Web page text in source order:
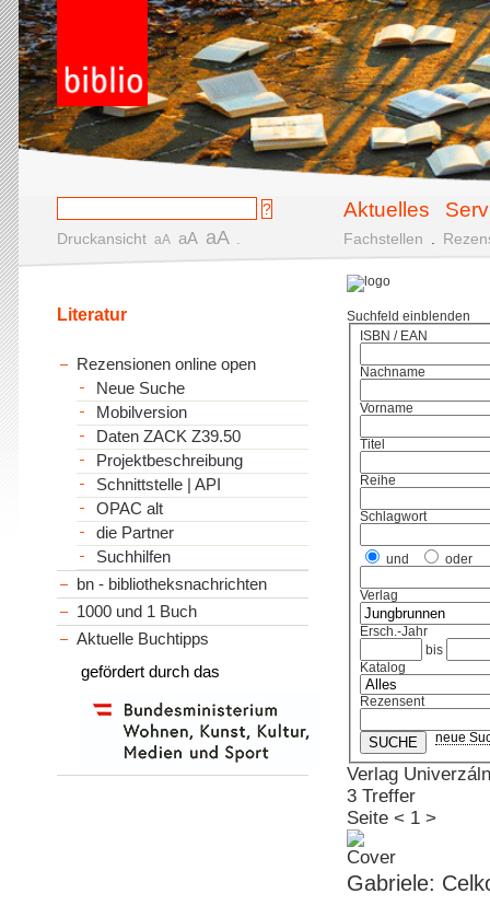
Aktuelles
Druckansicht aA aA aA Fachstellen
Suchfeld einblenden
ISBN / EAN
Nachname
Vorname
Titel
Reihe
Schlagwort
und oder
Verlag
Ersch.-Jahr
bis
Katalog
Rezensent
neue
Verlag
3 Treffer
Seite < 1 >
Gabriele:
Literatur
Rezensionen online open
Neue Suche
Mobilversion
Daten ZACK Z39.50
Projektbeschreibung
Schnittstelle | API
OPAC alt
die Partner
Suchhilfen
bn - bibliotheksnachrichten
1000 und 1 Buch
Aktuelle Buchtipps
gefördert durch das